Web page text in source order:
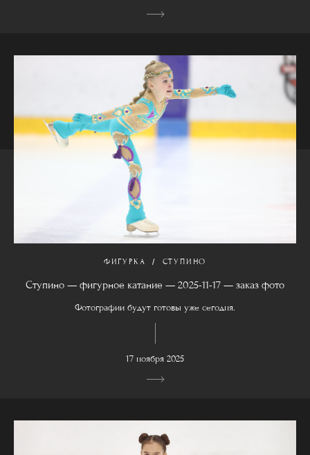
ФИГУРКА СТУПИНО
Ступино — фигурное катание — 2025-11-17 — заказ фото
Фотографии будут готовы уже сегодня.
17 ноября 2025